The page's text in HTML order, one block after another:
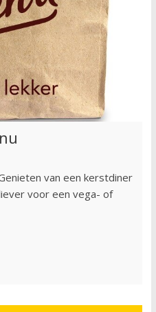
van een kerstdiner
voor een vega- of